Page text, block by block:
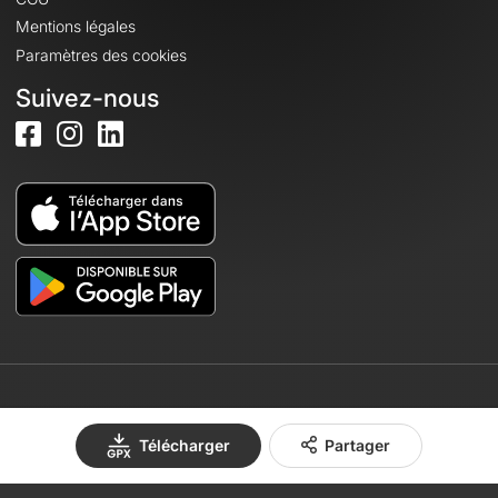
Télécharger Partager
Mentions légales
Paramètres des cookies
Suivez-nous
© 2026 OpenRunner - Version 7.31.3